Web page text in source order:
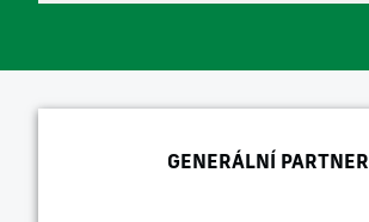
GENERÁLNÍ PARTNER